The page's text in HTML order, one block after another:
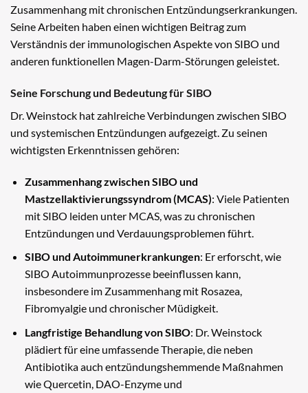
Zusammenhang mit chronischen Entzündungserkrankungen.
Seine Arbeiten haben einen wichtigen Beitrag zum
Verständnis der immunologischen Aspekte von SIBO und
anderen funktionellen Magen-Darm-Störungen geleistet.
Seine Forschung und Bedeutung für SIBO
Dr. Weinstock hat zahlreiche Verbindungen zwischen SIBO
und systemischen Entzündungen aufgezeigt. Zu seinen
wichtigsten Erkenntnissen gehören:
Zusammenhang zwischen SIBO und
Mastzellaktivierungssyndrom (MCAS): Viele Patienten
mit SIBO leiden unter MCAS, was zu chronischen
Entzündungen und Verdauungsproblemen führt.
SIBO und Autoimmunerkrankungen: Er erforscht, wie
SIBO Autoimmunprozesse beeinflussen kann,
insbesondere im Zusammenhang mit Rosazea,
Fibromyalgie und chronischer Müdigkeit.
Langfristige Behandlung von SIBO: Dr. Weinstock
plädiert für eine umfassende Therapie, die neben
Antibiotika auch entzündungshemmende Maßnahmen
wie Quercetin, DAO-Enzyme und